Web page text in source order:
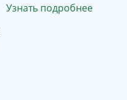
Узнать подробнее